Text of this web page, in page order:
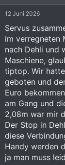
n
12 Juni 2026
Servus
im verregneten
nach Dehli und
Maschiene,
tiptop. Wir
geboten und
Euro
am Gang und
2,08m war mir
Der Stop in
diese
Handy werden
ja man muss